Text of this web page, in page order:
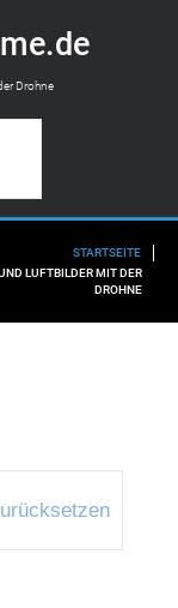
me.de
Drohne
STARTSEITE
LUFTBILDER MIT DER
DROHNE